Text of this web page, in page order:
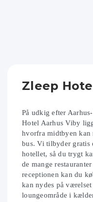
Zleep
På udkig efter
Hotel Aarhus Viby
hvorfra midtbyen
bus. Vi tilbyder gratis
hotellet, så du trygt
de mange
receptionen kan du
kan nydes på
loungeområde i